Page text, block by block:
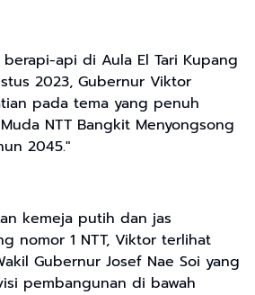
api di Aula El Tari Kupang
2023, Gubernur Viktor
pada tema yang penuh
NTT Bangkit Menyongsong
2045."
kemeja putih dan jas
nomor 1 NTT, Viktor terlihat
Gubernur Josef Nae Soi yang
pembangunan di bawah